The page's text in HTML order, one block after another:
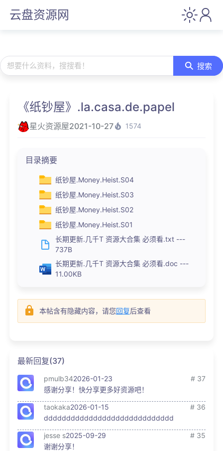
云盘资源网
想要什么资料，搜搜看！ 搜索
《纸钞屋》.la.casa.de.papel
星火资源屋2021-10-27 1574
目录摘要
纸钞屋.Money.Heist.S04
纸钞屋.Money.Heist.S03
纸钞屋.Money.Heist.S02
纸钞屋.Money.Heist.S01
长期更新.几千T 资源大合集 必须看.txt ---
737B
长期更新.几千T 资源大合集 必须看.doc ---
11.00KB
本帖含有隐藏内容，请您回复后查看
最新回复(37)
pmulb342026-01-23
# 37
感谢分享！快分享更多好资源吧！
taokaka2026-01-15
# 36
ddddddddddddddddddddddddddddd
jesse s2025-09-29
# 35
谢谢分享！